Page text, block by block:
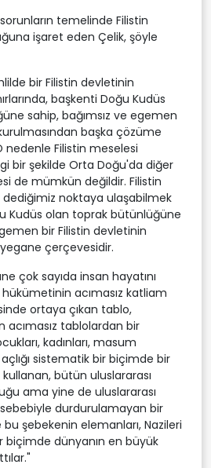
temelinde Filistin
işaret eden Çelik, şöyle
bir Filistin devletinin
başkenti Doğu Kudüs
sahip, bağımsız ve egemen
başka çözüme
Filistin meselesi
bir şekilde Orta Doğu'da diğer
de mümkün değildir. Filistin
noktaya ulaşabilmek
Kudüs olan toprak bütünlüğüne
bir Filistin devletinin
çerçevesidir.
çok sayıda insan hayatını
acımasız katliam
ortaya çıkan tablo,
acımasız tablolardan bir
kadınları, masum
sistematik bir biçimde bir
kullanan, bütün uluslararası
ama yine de uluslararası
durdurulamayan bir
bu şebekenin elemanları, Nazileri
dünyanın en büyük